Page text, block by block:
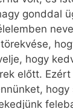
gonddal
hogy
előtt.
hogy